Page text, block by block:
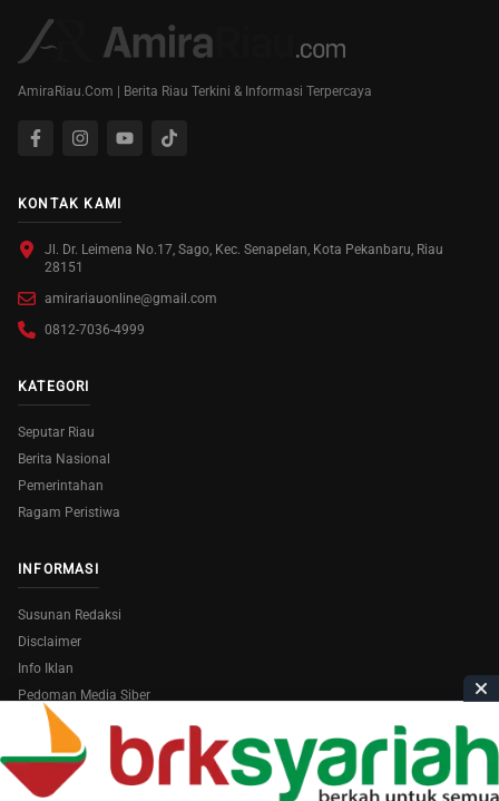
AmiraRiau.Com | Berita Riau Terkini & Informasi Terpercaya
KONTAK KAMI
Jl. Dr. Leimena No.17, Sago, Kec. Senapelan, Kota Pekanbaru, Riau
28151
amirariauonline@gmail.com
0812-7036-4999
KATEGORI
Seputar Riau
Berita Nasional
Pemerintahan
Ragam Peristiwa
INFORMASI
Susunan Redaksi
Disclaimer
Info Iklan
Pedoman Media Siber
Copyright © 2026 AmiraRiau.com . All Rights Reserved.